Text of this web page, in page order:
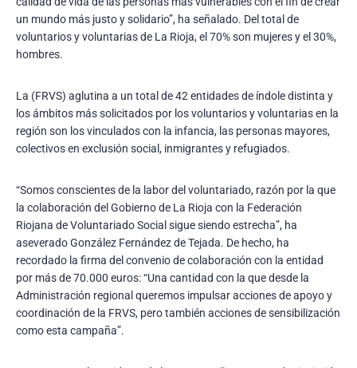
un mundo más justo y solidario”, ha señalado. Del total de
voluntarios y voluntarias de La Rioja, el 70% son mujeres y el 30%,
hombres.
La (FRVS) aglutina a un total de 42 entidades de índole distinta y
los ámbitos más solicitados por los voluntarios y voluntarias en la
región son los vinculados con la infancia, las personas mayores,
colectivos en exclusión social, inmigrantes y refugiados.
“Somos conscientes de la labor del voluntariado, razón por la que
la colaboración del Gobierno de La Rioja con la Federación
Riojana de Voluntariado Social sigue siendo estrecha”, ha
aseverado González Fernández de Tejada. De hecho, ha
recordado la firma del convenio de colaboración con la entidad
por más de 70.000 euros: “Una cantidad con la que desde la
Administración regional queremos impulsar acciones de apoyo y
coordinación de la FRVS, pero también acciones de sensibilización
como esta campaña”.